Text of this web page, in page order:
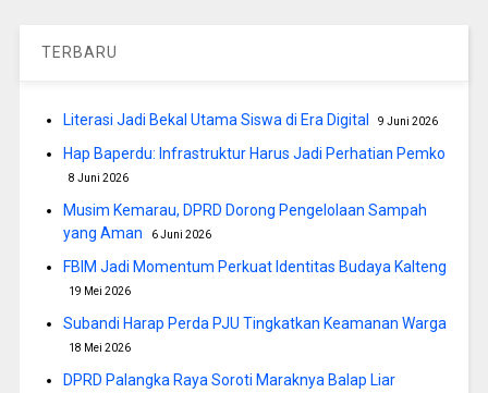
TERBARU
Literasi Jadi Bekal Utama Siswa di Era Digital 9 Juni 2026
Hap Baperdu: Infrastruktur Harus Jadi Perhatian Pemko
8 Juni 2026
Musim Kemarau, DPRD Dorong Pengelolaan Sampah
yang Aman
6 Juni 2026
FBIM Jadi Momentum Perkuat Identitas Budaya Kalteng
19 Mei 2026
Subandi Harap Perda PJU Tingkatkan Keamanan Warga
18 Mei 2026
DPRD Palangka Raya Soroti Maraknya Balap Liar